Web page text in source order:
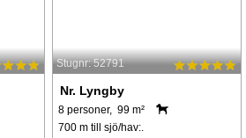
Stugnr: 52791
Nr. Lyngby
8 personer, 99 m²
700 m till sjö/hav:.